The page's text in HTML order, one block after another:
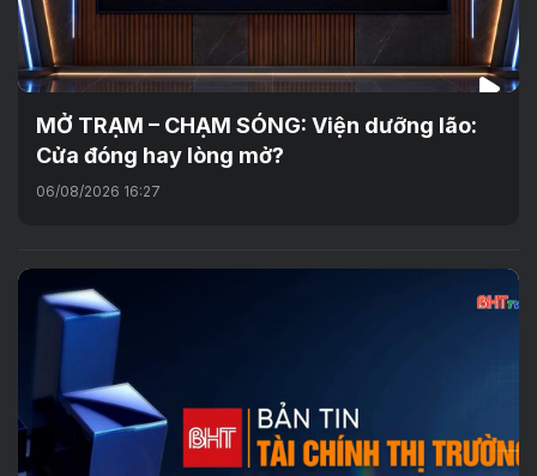
MỞ TRẠM – CHẠM SÓNG: Viện dưỡng lão:
Cửa đóng hay lòng mở?
06/08/2026 16:27